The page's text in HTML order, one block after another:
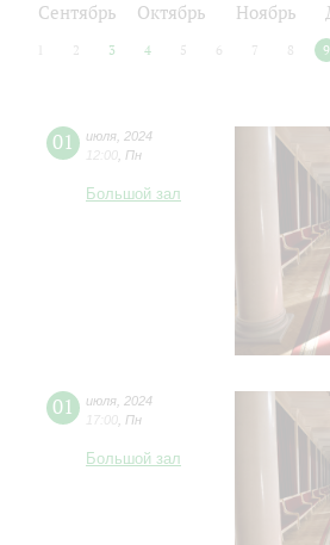
Сентябрь Октябрь Ноябрь
2 3 4 5 6 7 8 9
01 июля 2024
12:00 Пн
Большой зал
01 июля 2024
17:00 Пн
Большой зал